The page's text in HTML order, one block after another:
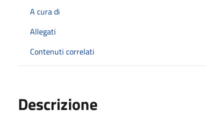
A cura di
Allegati
Contenuti correlati
Descrizione